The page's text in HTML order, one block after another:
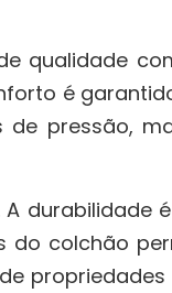
qualidade
é
pressão,
durabilidade
do colchão